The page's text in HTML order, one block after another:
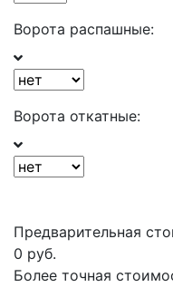
Ворота распашные:
Ворота откатные:
Предварительная
0 руб.
Более точная